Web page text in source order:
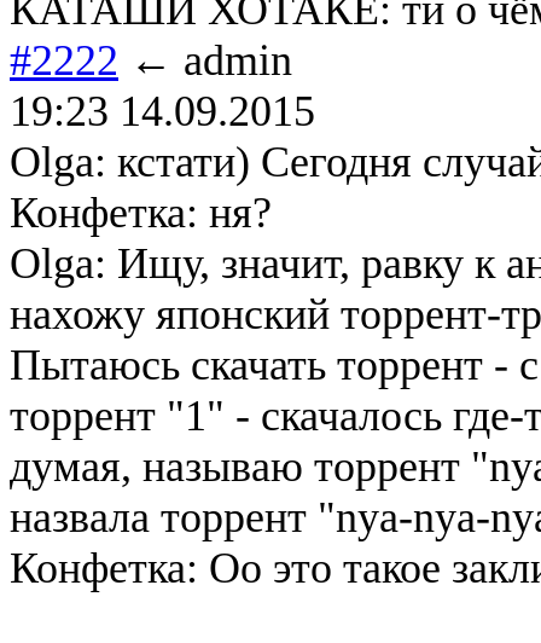
#2222 ← admin
19:23 14.09.2015
Olga: кстати) Сегодня
Конфетка: ня?
Olga: Ищу, значит, равку к
нахожу японский торрент-
Пытаюсь скачать торрент -
торрент "1" - скачалось
думая, называю торрент
назвала торрент "nya-
Конфетка: Оо это такое